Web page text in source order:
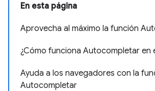
En esta página
Aprovecha al máximo la función
¿Cómo funciona Autocompletar en
Ayuda a los navegadores con la
Autocompletar